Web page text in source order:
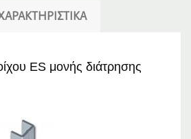
ES μονής διάτρησης